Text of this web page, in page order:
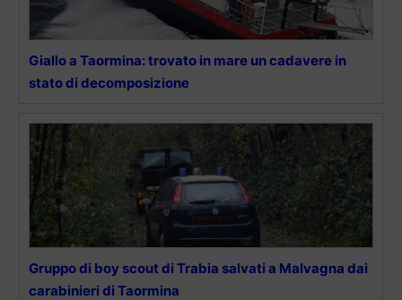
Giallo a Taormina: trovato in mare un cadavere in
stato di decomposizione
Gruppo di boy scout di Trabia salvati a Malvagna dai
carabinieri di Taormina